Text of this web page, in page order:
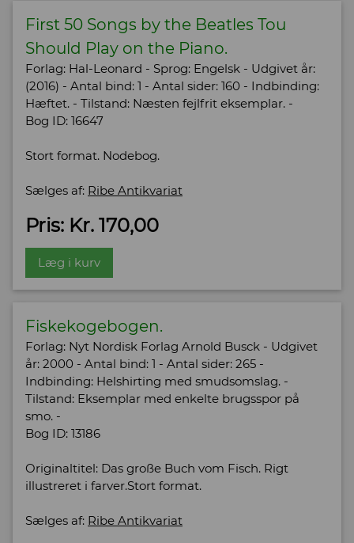
First 50 Songs by the Beatles Tou
Should Play on the Piano.
Forlag: Hal-Leonard - Sprog: Engelsk - Udgivet år:
(2016) - Antal bind: 1 - Antal sider: 160 - Indbinding:
Hæftet. - Tilstand: Næsten fejlfrit eksemplar. -
Bog ID: 16647
Stort format. Nodebog.
Sælges af: Ribe Antikvariat
Pris: Kr. 170,00
Læg i kurv
Fiskekogebogen.
Forlag: Nyt Nordisk Forlag Arnold Busck - Udgivet
år: 2000 - Antal bind: 1 - Antal sider: 265 -
Indbinding: Helshirting med smudsomslag. -
Tilstand: Eksemplar med enkelte brugsspor på
smo. -
Bog ID: 13186
Originaltitel: Das große Buch vom Fisch. Rigt
illustreret i farver.Stort format.
Sælges af: Ribe Antikvariat